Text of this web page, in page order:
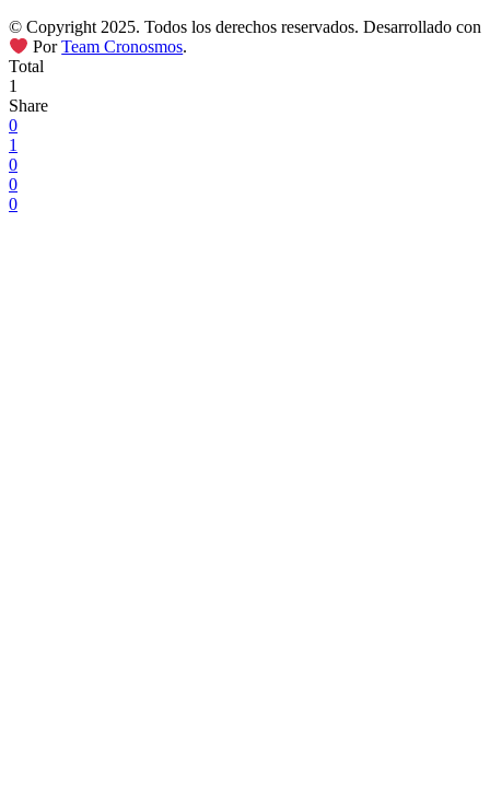
© Copyright 2025. Todos los derechos reservados. Desarrollado con
PorTeam Cronosmos.
Total
1
Share
0
1
0
0
0